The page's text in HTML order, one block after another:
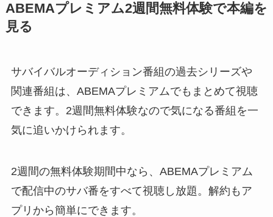
ABEMAプレミアム2週間無料体験で本編を
見る
サバイバルオーディション番組の過去シリーズや
関連番組は、ABEMAプレミアムでもまとめて視聴
できます。2週間無料体験なので気になる番組を一
気に追いかけられます。
2週間の無料体験期間中なら、ABEMAプレミアム
で配信中のサバ番をすべて視聴し放題。解約もア
プリから簡単にできます。